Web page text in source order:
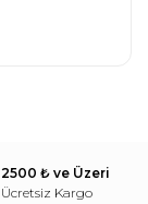
2500 ₺ ve Üzeri
Ücretsiz Kargo